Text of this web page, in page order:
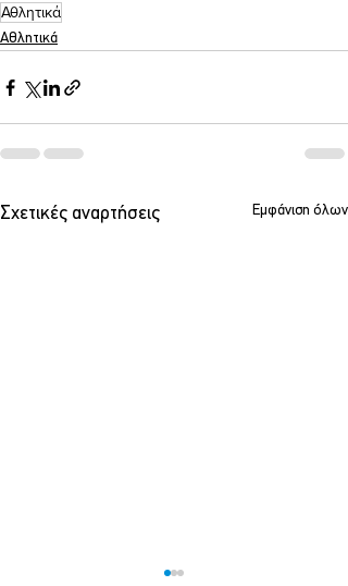
Αθλητικά
Αθλητικά
Σχετικές αναρτήσεις Εμφάνιση όλων